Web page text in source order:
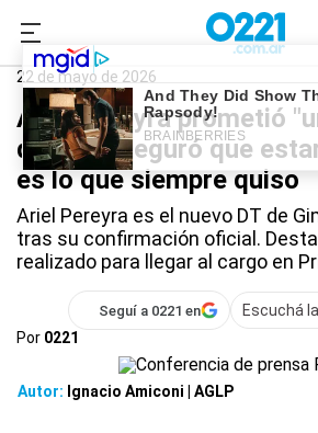
0221.com.ar Deportes
22 de mayo de 2026
Ariel Pereyra prometió
duro" y aseguró que
es lo que siempre quiso
Ariel Pereyra es el nuevo DT de
tras su confirmación oficial.
realizado para llegar al cargo en
Seguí a 0221 en
Escuchá
Por 0221
Autor: Ignacio Amiconi | AGLP